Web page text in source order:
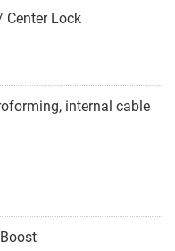
Center Lock
internal cable